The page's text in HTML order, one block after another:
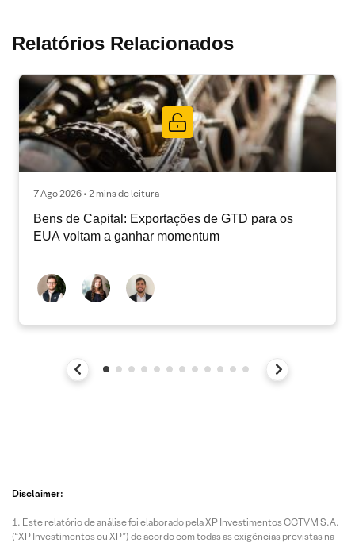
Relatórios Relacionados
7 Ago 2026 • 2 mins de leitura
Bens de Capital: Exportações de GTD para os
EUA voltam a ganhar momentum
Disclaimer:
Este relatório de análise foi elaborado pela XP Investimentos CCTVM S.A.
(“XP Investimentos ou XP”) de acordo com todas as exigências previstas na